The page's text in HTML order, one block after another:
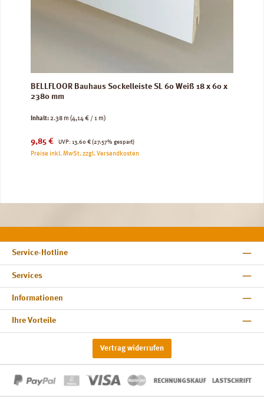
BELLFLOOR Bauhaus Sockelleiste SL 60 Weiß 18 x 60 x
2380 mm
Inhalt:2.38 m (4,14 € / 1 m)
Verkaufspreis:
9,85 € UVP:
Regulärer Preis:
13,60 € (27.57% gespart)
Preise inkl. MwSt. zzgl. Versandkosten
Service-Hotline
Services
Informationen
Ihre Vorteile
Vertrag widerrufen